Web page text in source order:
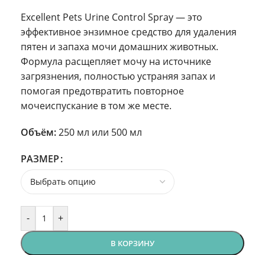
Excellent Pets Urine Control Spray — это
эффективное энзимное средство для удаления
пятен и запаха мочи домашних животных.
Формула расщепляет мочу на источнике
загрязнения, полностью устраняя запах и
помогая предотвратить повторное
мочеиспускание в том же месте.
Объём:250 мл или 500 мл
РАЗМЕР
- +
В КОРЗИНУ